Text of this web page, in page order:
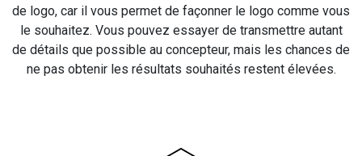
de logo, car il vous permet de façonner le logo comme vous
le souhaitez. Vous pouvez essayer de transmettre autant
de détails que possible au concepteur, mais les chances de
ne pas obtenir les résultats souhaités restent élevées.